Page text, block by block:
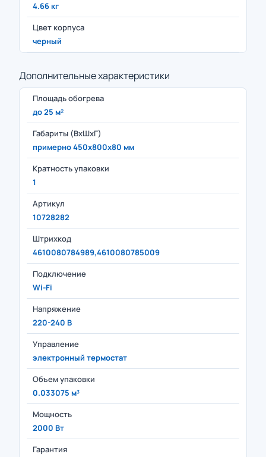
4.66 кг
Цвет корпуса
черный
Дополнительные характеристики
Площадь обогрева
до 25 м²
Габариты (ВxШxГ)
примерно 450x800x80 мм
Кратность упаковки
1
Артикул
10728282
Штрихкод
4610080784989,4610080785009
Подключение
Wi-Fi
Напряжение
220-240 В
Управление
электронный термостат
Объем упаковки
0.033075 м³
Мощность
2000 Вт
Гарантия